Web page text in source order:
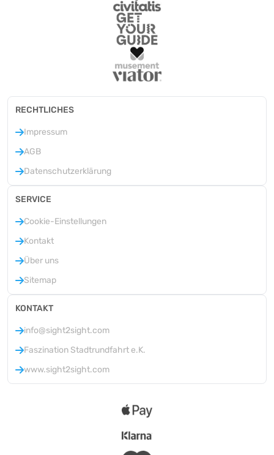
RECHTLICHES
Impressum
AGB
Datenschutzerklärung
SERVICE
Cookie-Einstellungen
Kontakt
Über uns
Sitemap
KONTAKT
info@sight2sight.com
Faszination Stadtrundfahrt e.K.
www.sight2sight.com